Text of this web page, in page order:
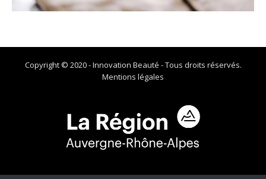
Copyright © 2020 - Innovation Beauté - Tous droits réservés.
Mentions légales